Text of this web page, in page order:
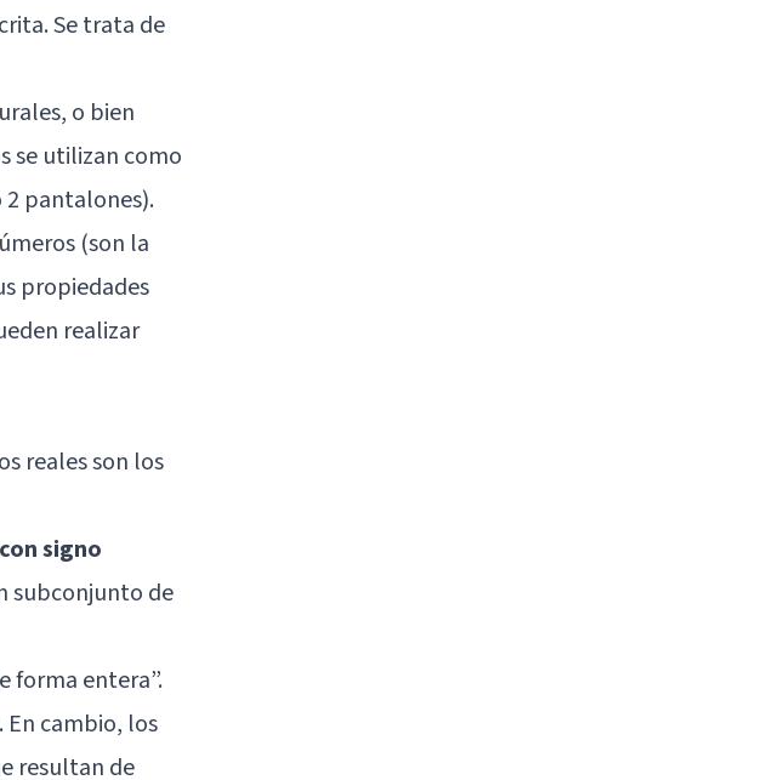
Se trata de
o bien
se utilizan como
pantalones).
(son la
propiedades
realizar
reales son los
signo
subconjunto de
forma entera”.
En cambio, los
resultan de